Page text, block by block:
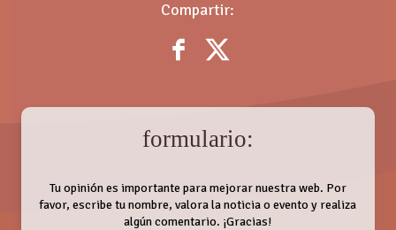
Compartir:
formulario:
Tu opinión es importante para mejorar nuestra web. Por
favor, escribe tu nombre, valora la noticia o evento y realiza
algún comentario. ¡Gracias!